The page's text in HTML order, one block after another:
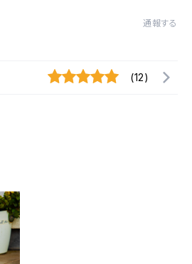
通報する
(12)